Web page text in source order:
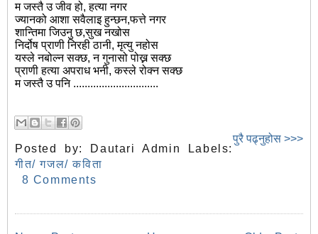
म जस्तै उ जीव हो, हत्या नगर
ज्यानको आशा सवैलाइ हुन्छन,फत्ते नगर
शान्तिमा जिउनु छ,सुख नखोस
निर्दोष प्राणी निरही ठानी, मृत्यु नहोस
यस्ले नबोल्न सक्छ, न गुनासो पोख्न सक्छ
प्राणी हत्या अपराध भनी, कस्ले रोक्न सक्छ
म जस्तै उ पनि ..............................
पुरै पढ्नुहोस >>>
Posted by: Dautari Admin
Labels:
गीत/ गजल/ कविता
8 Comments